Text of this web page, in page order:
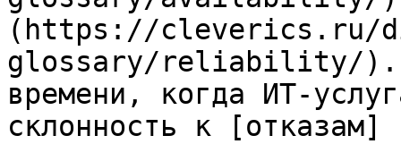
(https://cleverics.ru/
glossary/reliability/).
времени, когда ИТ-
склонность к [отказам]